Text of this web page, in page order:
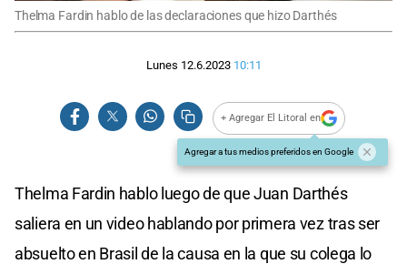
Thelma Fardin hablo de las declaraciones que hizo Darthés
Lunes 12.6.2023 10:11
+ Agregar El Litoral en
Agregar a tus medios preferidos en Google
Thelma Fardin hablo luego de que Juan Darthés
saliera en un video hablando por primera vez tras ser
absuelto en Brasil de la causa en la que su colega lo